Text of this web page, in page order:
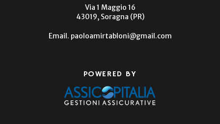
Via 1 Maggio 16
43019, Soragna (PR)
Email. paoloamirtabloni@gmail.com
POWERED BY